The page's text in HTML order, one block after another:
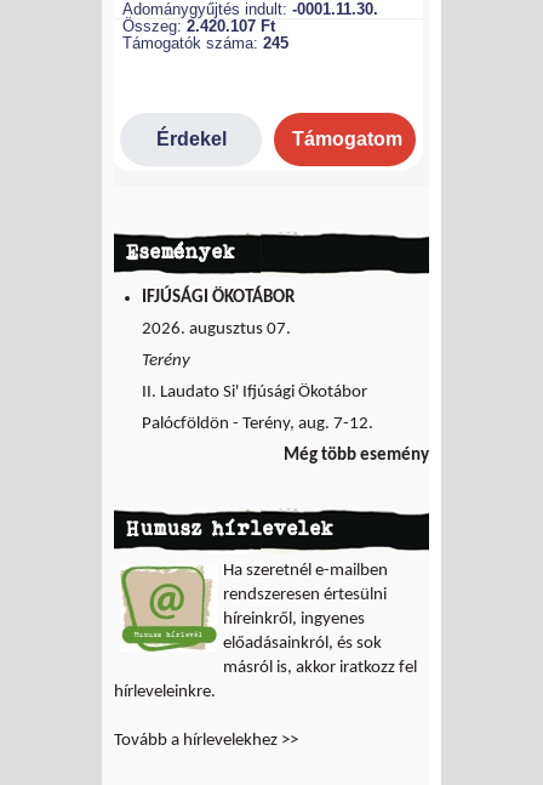
Események
IFJÚSÁGI ÖKOTÁBOR
2026. augusztus 07.
Terény
II. Laudato Si' Ifjúsági Ökotábor
Palócföldön - Terény, aug. 7-12.
Még több esemény
Humusz hírlevelek
Ha szeretnél e-mailben
rendszeresen értesülni
híreinkről, ingyenes
előadásainkról, és sok
másról is, akkor iratkozz fel
hírleveleinkre.
Tovább a hírlevelekhez >>